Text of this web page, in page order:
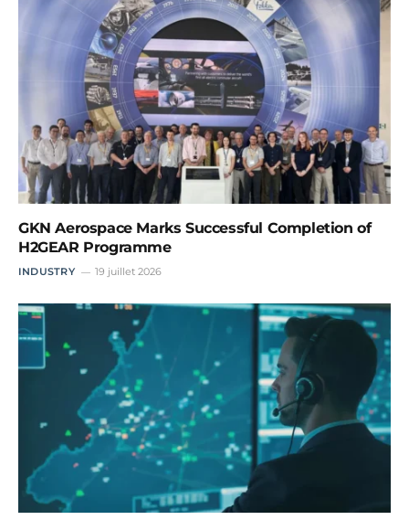
GKN Aerospace Marks Successful Completion of
H2GEAR Programme
INDUSTRY 19 juillet 2026